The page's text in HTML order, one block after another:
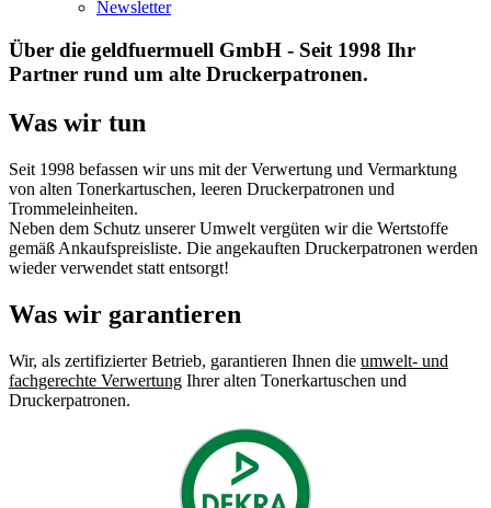
Newsletter
Über die geldfuermuell GmbH - Seit 1998 Ihr
Partner rund um alte Druckerpatronen.
Was wir tun
Seit 1998 befassen wir uns mit der Verwertung und Vermarktung
von alten Tonerkartuschen, leeren Druckerpatronen und
Trommeleinheiten.
Neben dem Schutz unserer Umwelt vergüten wir die Wertstoffe
gemäß Ankaufspreisliste. Die angekauften Druckerpatronen werden
wieder verwendet statt entsorgt!
Was wir garantieren
Wir, als zertifizierter Betrieb, garantieren Ihnen die umwelt- und
fachgerechte Verwertung Ihrer alten Tonerkartuschen und
Druckerpatronen.